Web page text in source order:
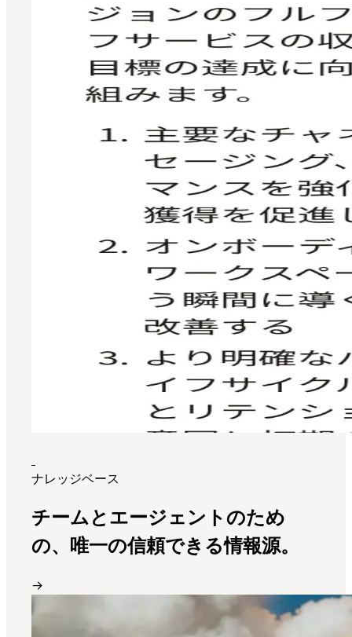
ナレッジベース
チームとエージェントのため
の、唯一の信頼できる情報源。
→